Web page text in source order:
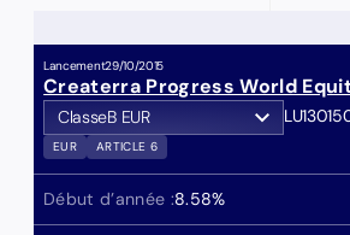
Lancement29/10/2015
Createrra Progress World
ClasseB EUR
EUR ARTICLE 6
Début d’année :8.58%